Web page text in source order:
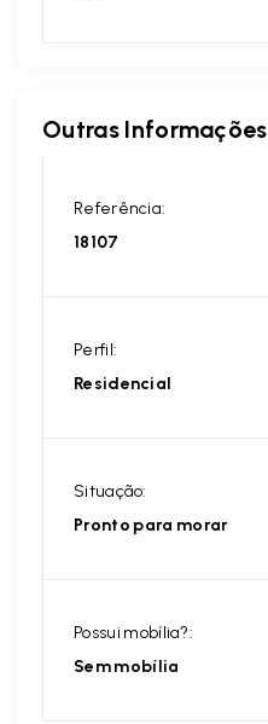
Outras Informações
Referência:
18107
Perfil:
Residencial
Situação:
Pronto para morar
Possui mobília?:
Sem mobília